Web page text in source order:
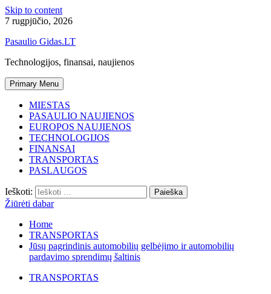
Skip to content
7 rugpjūčio, 2026
Pasaulio Gidas.LT
Technologijos, finansai, naujienos
Primary Menu
MIESTAS
PASAULIO NAUJIENOS
EUROPOS NAUJIENOS
TECHNOLOGIJOS
FINANSAI
TRANSPORTAS
PASLAUGOS
Ieškoti:
Žiūrėti dabar
Home
TRANSPORTAS
Jūsų pagrindinis automobilių gelbėjimo ir automobilių
pardavimo sprendimų šaltinis
TRANSPORTAS